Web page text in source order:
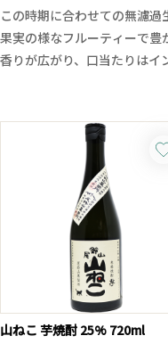
この時期に合わせての無濾過
果実の様なフルーティーで豊
香りが広がり、口当たりはイ
甘味がたっぷりと広がり程良
味が後から全体をまとめてい
す。キリッと冷やして飲めば
フレッシュ感がより感じられ
のあるたっぷりとした旨味が
山ねこ 芋焼酎 25% 720ml